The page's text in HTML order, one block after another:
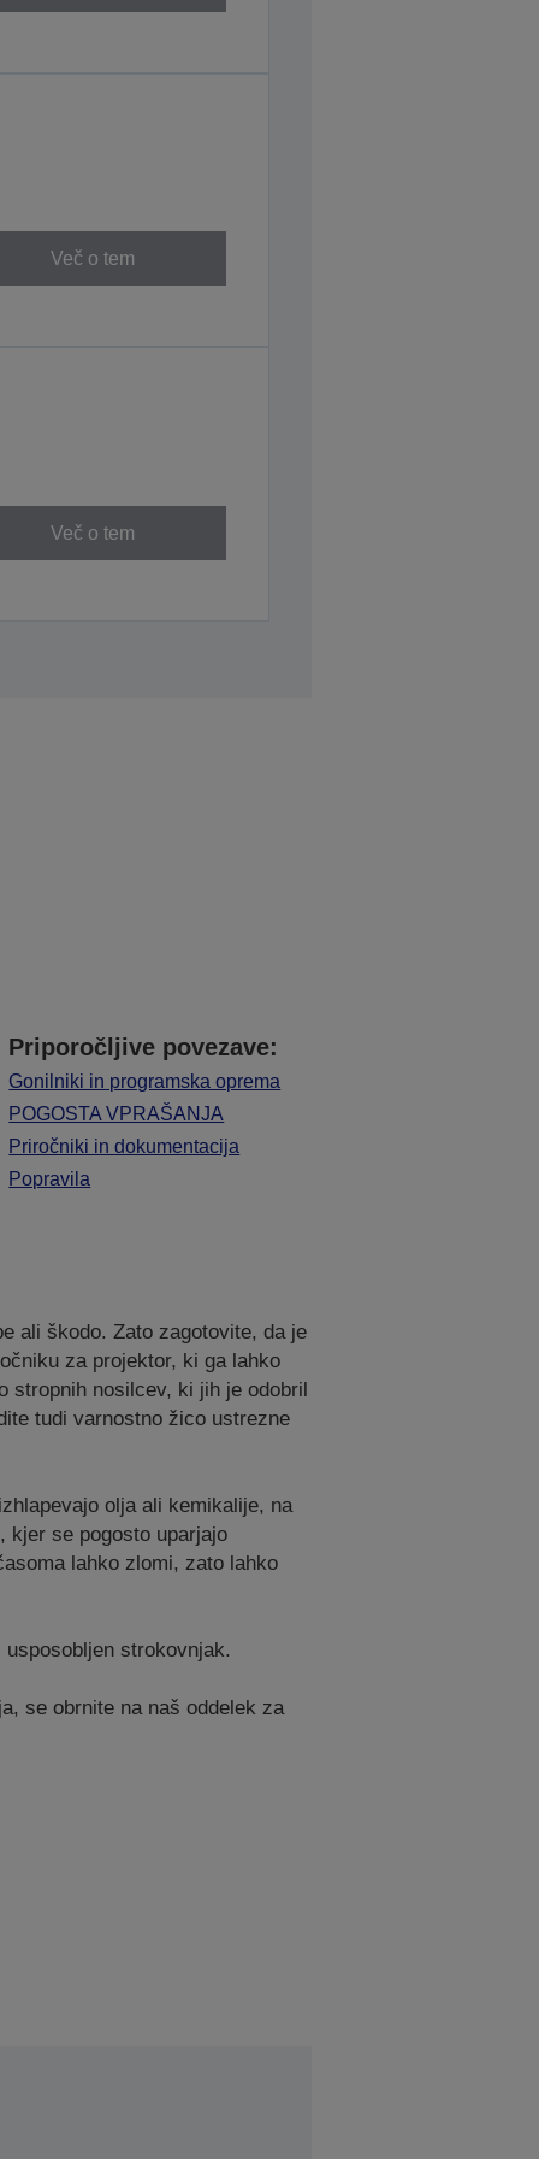
Več o tem
Več o tem
Priporočljive povezave:
Gonilniki in programska oprema
POGOSTA VPRAŠANJA
Priročniki in dokumentacija
Popravila
ali škodo. Zato zagotovite, da je
za projektor, ki ga lahko
stropnih nosilcev, ki jih je odobril
tudi varnostno žico ustrezne
olja ali kemikalije, na
kjer se pogosto uparjajo
lahko zlomi, zato lahko
strokovnjak.
se obrnite na naš oddelek za